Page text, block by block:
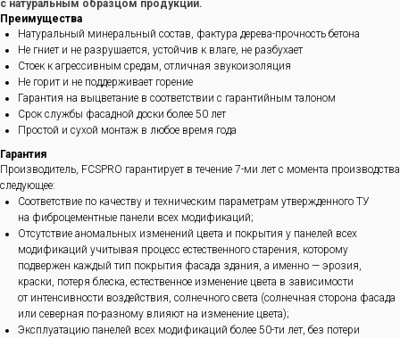
с натуральным образцом продукции.
Преимущества
Натуральный минеральный состав, фактура дерева-прочность бетона
Не гниет и не разрушается, устойчив к влаге, не разбухает
Стоек к агрессивным средам, отличная звукоизоляция
Не горит и не поддерживает горение
Гарантия на выцветание в соответствии с гарантийным талоном
Срок службы фасадной доски более 50 лет
Простой и сухой монтаж в любое время года
Гарантия
Производитель, FCSPRO гарантирует в течение 7-ми лет с момента производства
следующее:
Соответствие по качеству и техническим параметрам утвержденного ТУ
на фиброцементные панели всех модификаций;
Отсутствие аномальных изменений цвета и покрытия у панелей всех
модификаций учитывая процесс естественного старения, которому
подвержен каждый тип покрытия фасада здания, а именно — эрозия,
краски, потеря блеска, естественное изменение цвета в зависимости
от интенсивности воздействия, солнечного света (солнечная сторона фасада
или северная по-разному влияют на изменение цвета);
Эксплуатацию панелей всех модификаций более 50-ти лет, без потери